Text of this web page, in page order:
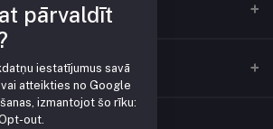
Mārupe
pārvaldīt
iestatījumus savā
atteikties no Google
izmantojot šo rīku:
out